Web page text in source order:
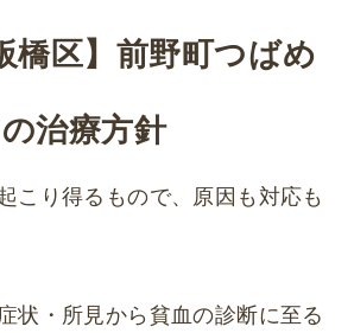
橋区】 前野町つばめ
治療方針
こり得るもので、原因も対応も
状・所見から貧血の診断に至る